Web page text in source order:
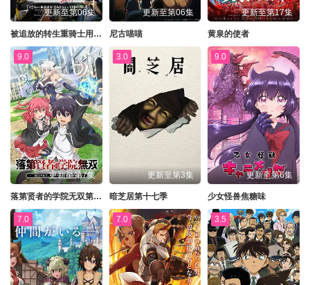
更新至第06集
被追放的转生重骑士用游戏知识开无双
更新至第06集
尼古喵喵
更新至第17集
黄泉的使者
9.0
更新至第7集
落第贤者的学院无双第二回转生，S等级作弊魔术师冒险记
3.0
更新至第3集
暗芝居第十七季
9.0
更新至第6集
少女怪兽焦糖味
7.0 7.0 3.5